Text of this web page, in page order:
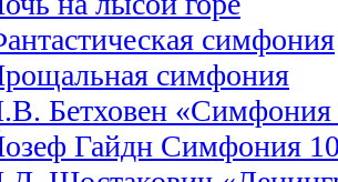
симфония
симфония
Бетховен
Гайдн Симфония